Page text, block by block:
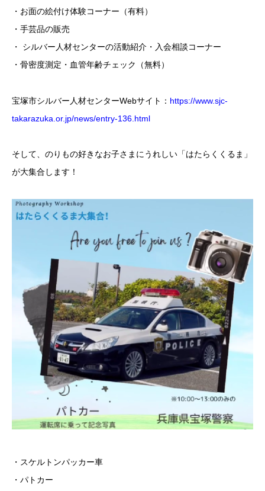
・お面の絵付け体験コーナー（有料）
・手芸品の販売
・ シルバー人材センターの活動紹介・入会相談コーナー
・骨密度測定・血管年齢チェック（無料）
宝塚市シルバー人材センターWebサイト： https://www.sjc-
takarazuka.or.jp/news/entry-136.html
そして、のりもの好きなお子さまにうれしい「はたらくくるま」
が大集合します！
・スケルトンパッカー車
・パトカー